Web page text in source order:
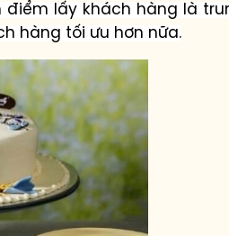
điểm lấy khách hàng là
hàng tối ưu hơn nữa.